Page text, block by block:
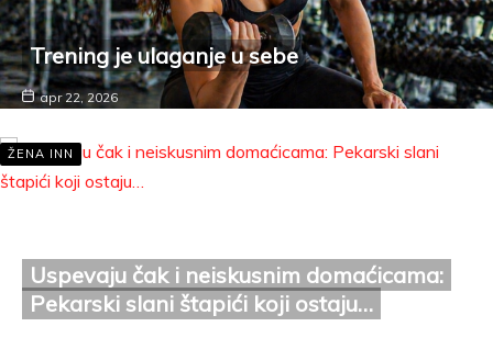
Trening je ulaganje u sebe
apr 22, 2026
ŽENA INN
Uspevaju čak i neiskusnim domaćicama:
Pekarski slani štapići koji ostaju…